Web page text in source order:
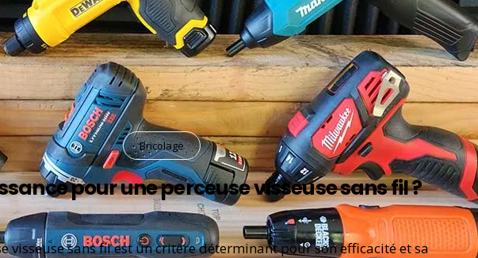
Bricolage
pour une perceuse visseuse sans fil ?
visseuse sans fil est un critère déterminant pour son efficacité et sa